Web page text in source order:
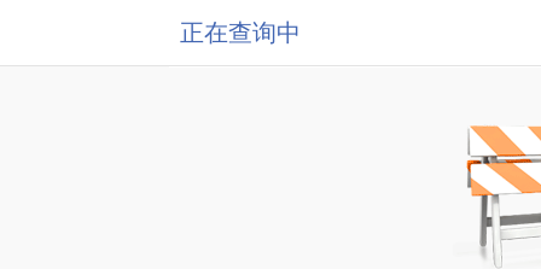
正在查询中